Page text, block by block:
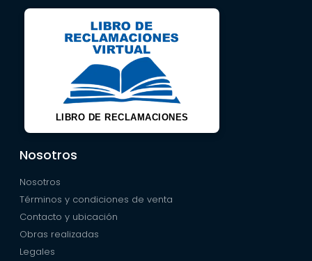
LIBRO DE RECLAMACIONES
Nosotros
Nosotros
Términos y condiciones de venta
Contacto y ubicación
Obras realizadas
Legales